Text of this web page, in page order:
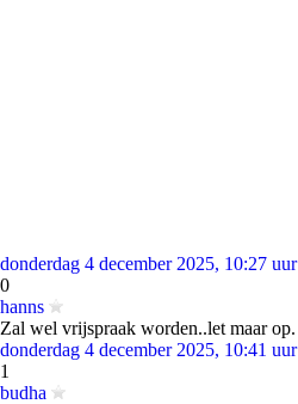
donderdag 4 december 2025, 10:27 uur
0
hanns
Zal wel vrijspraak worden..let maar op.
donderdag 4 december 2025, 10:41 uur
1
budha